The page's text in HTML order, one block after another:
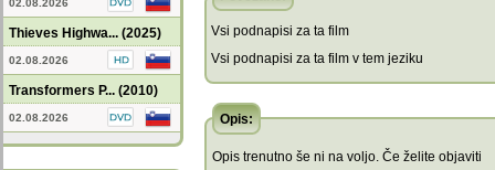
02.08.2026
Thieves Highwa... (2025)
02.08.2026
Transformers P... (2010)
02.08.2026
Vsi podnapisi za ta film
Vsi podnapisi za ta film v tem jeziku
Opis:
Opis trenutno še ni na voljo. Če želite objaviti